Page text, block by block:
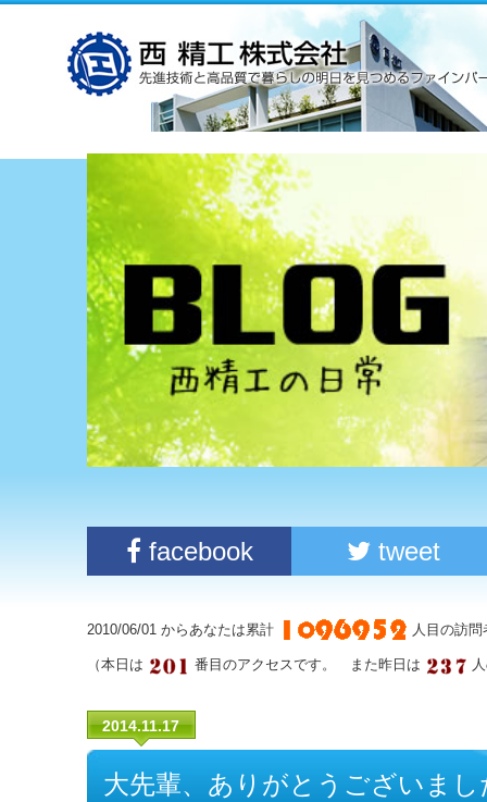
facebook tweet
2010/06/01 からあなたは累計 人目の訪
（本日は 番目のアクセスです。 また昨日は
2014.11.17
大先輩、ありがとうございまし